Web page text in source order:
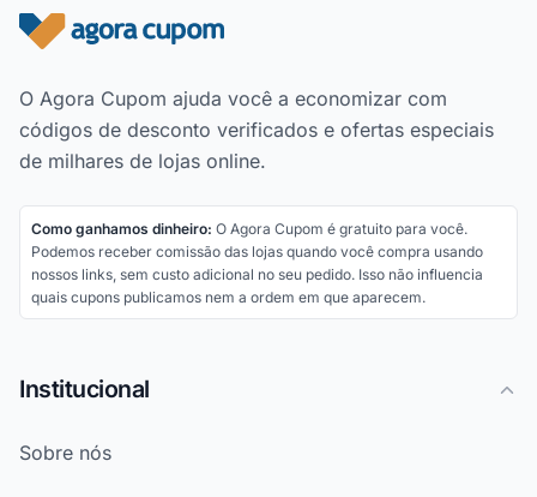
Rodapé do site
O Agora Cupom ajuda você a economizar com
códigos de desconto verificados e ofertas especiais
de milhares de lojas online.
Como ganhamos dinheiro: O Agora Cupom é gratuito para você.
Podemos receber comissão das lojas quando você compra usando
nossos links, sem custo adicional no seu pedido. Isso não influencia
quais cupons publicamos nem a ordem em que aparecem.
Institucional
Sobre nós